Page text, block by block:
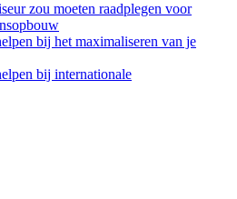
zou moeten raadplegen voor
bij het maximaliseren van je
bij internationale